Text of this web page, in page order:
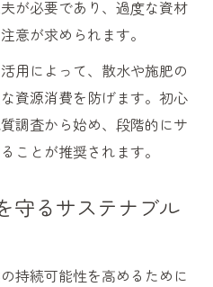
が必要であり、過度な資材
意が求められます。
用によって、散水や施肥の
資源消費を防げます。初心
調査から始め、段階的にサ
ことが推奨されます。
守るサステナブル
持続可能性を高めるために